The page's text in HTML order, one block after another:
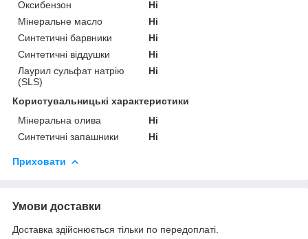
Оксибензон
Ні
Мінеральне масло
Ні
Синтетичні барвники
Ні
Синтетичні віддушки
Ні
Лаурил сульфат натрію
(SLS)
Ні
Користувальницькі характеристики
Мінеральна олива
Ні
Синтетичні запашники
Ні
Приховати
Умови доставки
Доставка здійснюється тільки по передоплаті.